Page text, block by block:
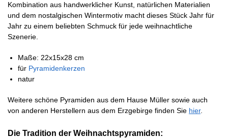
Kombination aus handwerklicher Kunst, natürlichen Materialien
und dem nostalgischen Wintermotiv macht dieses Stück Jahr für
Jahr zu einem beliebten Schmuck für jede weihnachtliche
Szenerie.
Maße: 22x15x28 cm
für Pyramidenkerzen
natur
Weitere schöne Pyramiden aus dem Hause Müller sowie auch
von anderen Herstellern aus dem Erzgebirge finden Sie hier.
Die Tradition der Weihnachtspyramiden: